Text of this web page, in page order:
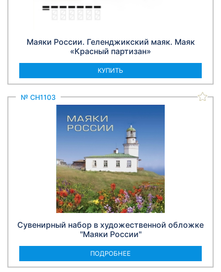
Маяки России. Геленджикский маяк. Маяк
«Красный партизан»
КУПИТЬ
№ СН1103
Сувенирный набор в художественной обложке
"Маяки России"
ПОДРОБНЕЕ